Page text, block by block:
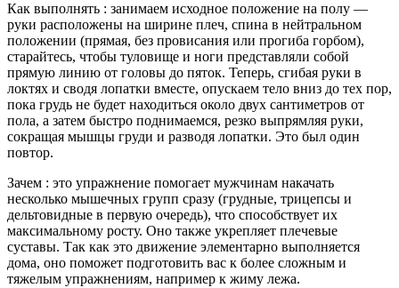
Как выполнять : занимаем исходное положение на полу —
руки расположены на ширине плеч, спина в нейтральном
положении (прямая, без провисания или прогиба горбом),
старайтесь, чтобы туловище и ноги представляли собой
прямую линию от головы до пяток. Теперь, сгибая руки в
локтях и сводя лопатки вместе, опускаем тело вниз до тех пор,
пока грудь не будет находиться около двух сантиметров от
пола, а затем быстро поднимаемся, резко выпрямляя руки,
сокращая мышцы груди и разводя лопатки. Это был один
повтор.
Зачем : это упражнение помогает мужчинам накачать
несколько мышечных групп сразу (грудные, трицепсы и
дельтовидные в первую очередь), что способствует их
максимальному росту. Оно также укрепляет плечевые
суставы. Так как это движение элементарно выполняется
дома, оно поможет подготовить вас к более сложным и
тяжелым упражнениям, например к жиму лежа.